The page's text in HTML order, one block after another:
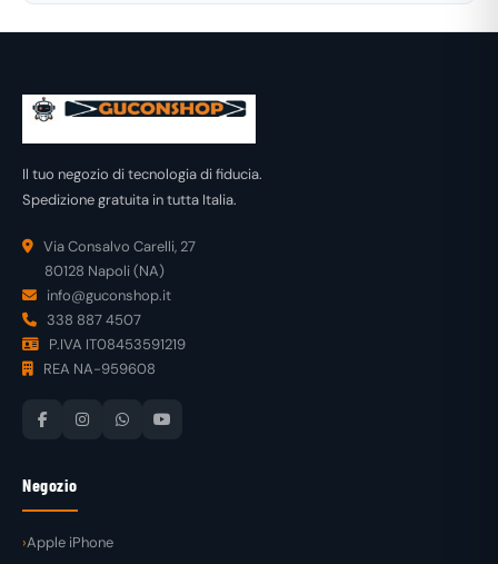
Il tuo negozio di tecnologia di fiducia.
Spedizione gratuita in tutta Italia.
Via Consalvo Carelli, 27
80128 Napoli (NA)
info@guconshop.it
338 887 4507
P.IVA IT08453591219
REA NA-959608
Negozio
Apple iPhone